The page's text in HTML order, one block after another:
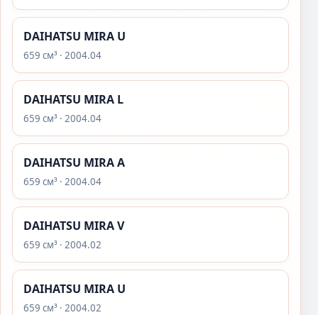
DAIHATSU MIRA U
659 см³ · 2004.04
DAIHATSU MIRA L
659 см³ · 2004.04
DAIHATSU MIRA A
659 см³ · 2004.04
DAIHATSU MIRA V
659 см³ · 2004.02
DAIHATSU MIRA U
659 см³ · 2004.02